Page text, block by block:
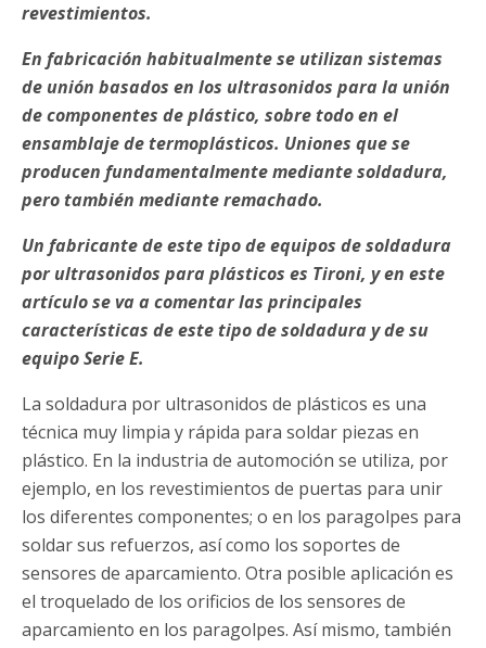
revestimientos.
En fabricación habitualmente se utilizan sistemas
de unión basados en los ultrasonidos para la unión
de componentes de plástico, sobre todo en el
ensamblaje de termoplásticos. Uniones que se
producen fundamentalmente mediante soldadura,
pero también mediante remachado.
Un fabricante de este tipo de equipos de soldadura
por ultrasonidos para plásticos es Tironi, y en este
artículo se va a comentar las principales
características de este tipo de soldadura y de su
equipo Serie E.
La soldadura por ultrasonidos de plásticos es una
técnica muy limpia y rápida para soldar piezas en
plástico. En la industria de automoción se utiliza, por
ejemplo, en los revestimientos de puertas para unir
los diferentes componentes; o en los paragolpes para
soldar sus refuerzos, así como los soportes de
sensores de aparcamiento. Otra posible aplicación es
el troquelado de los orificios de los sensores de
aparcamiento en los paragolpes. Así mismo, también